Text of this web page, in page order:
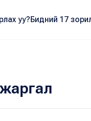
уу?Бидний 17